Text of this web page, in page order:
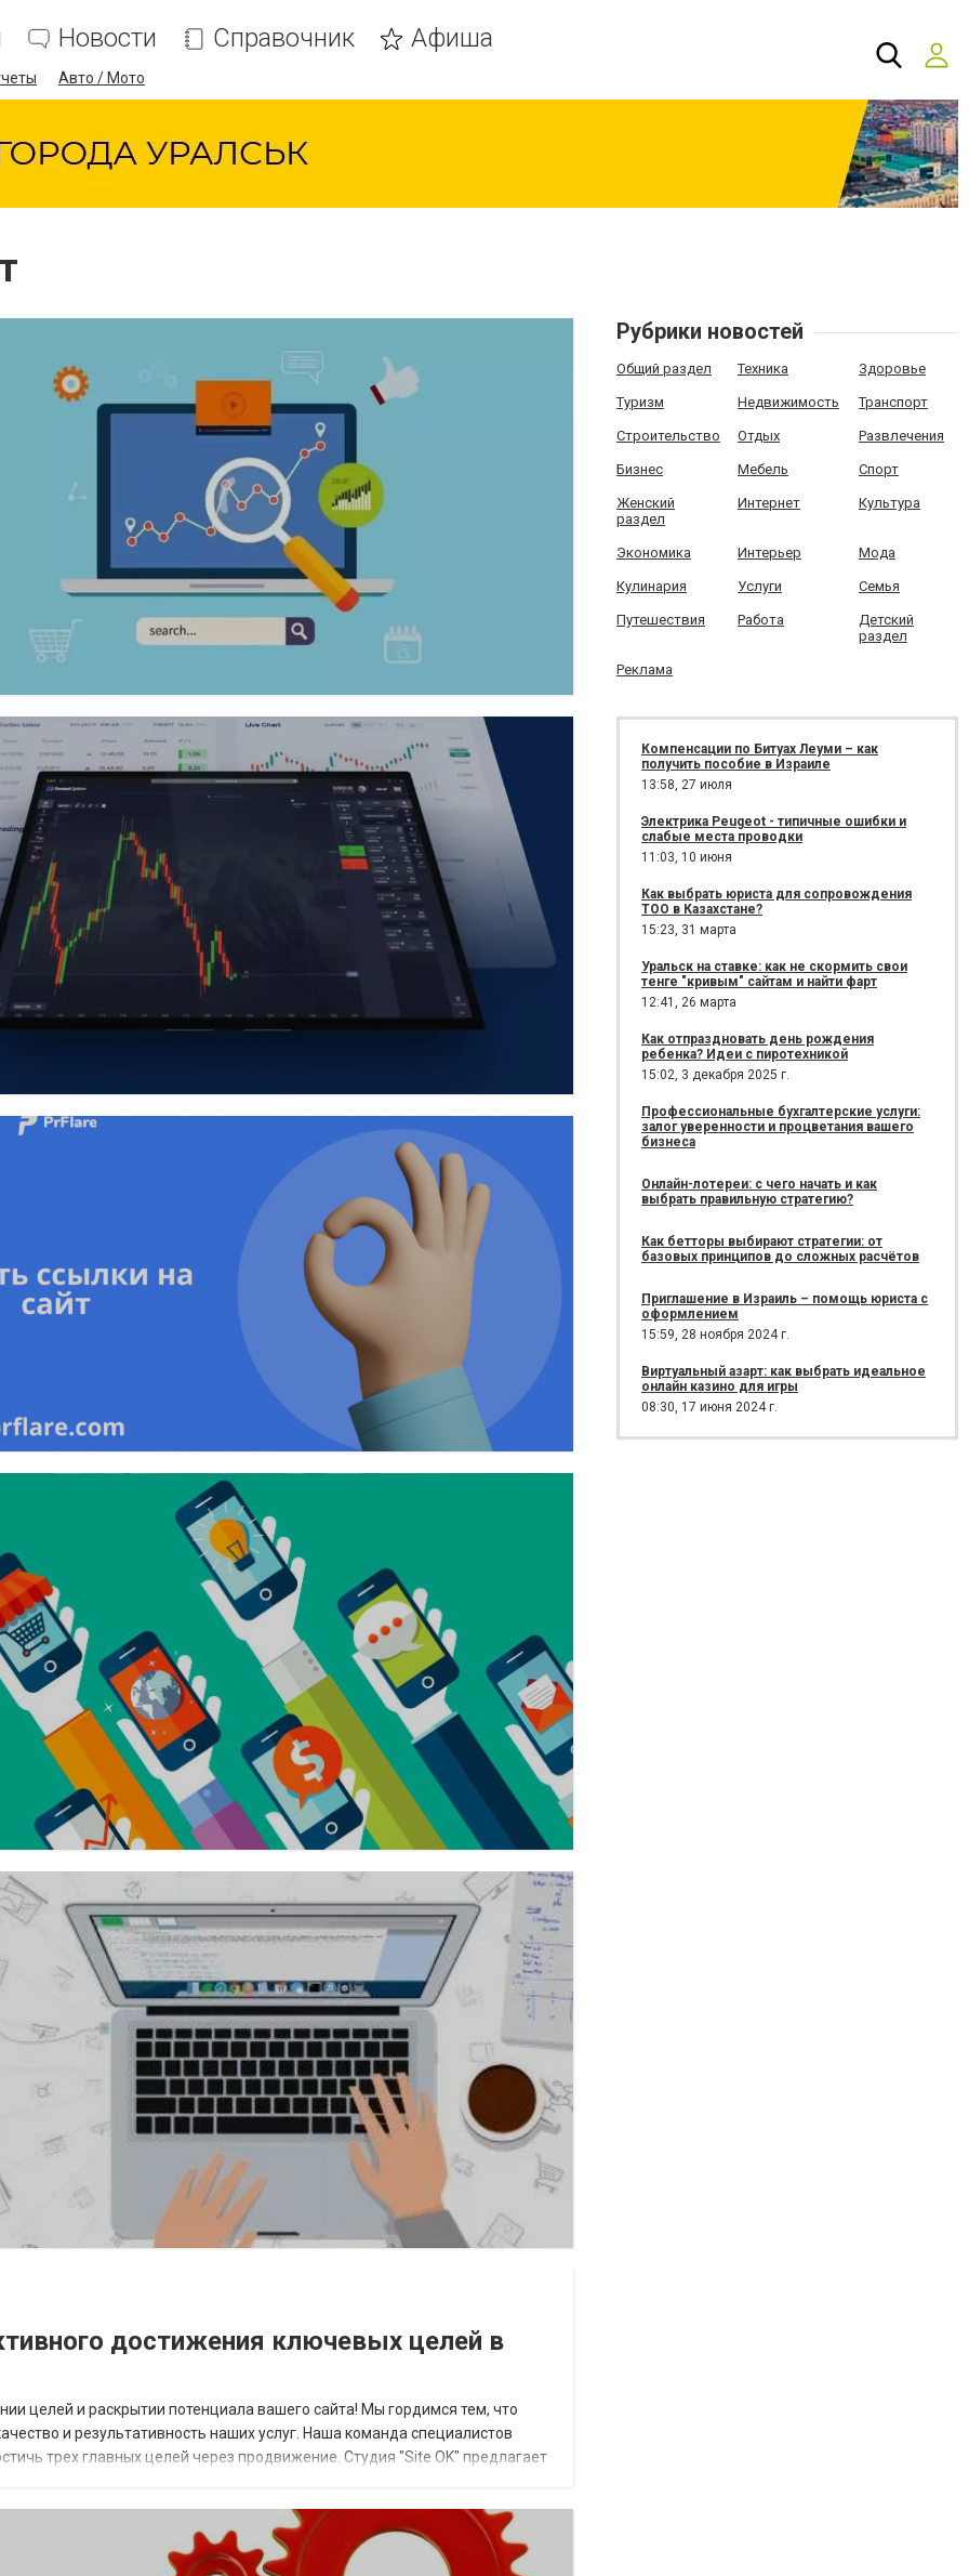
Новости Справочник Афиша
Авто / Мото
достижения ключевых целей в
целей и раскрытии потенциала вашего сайта! Мы гордимся тем, что
и результативность наших услуг. Наша команда специалистов
трех главных целей через продвижение. Студия "Site OK" предлагает
Рубрики новостей
Общий раздел Техника Здоровье
Туризм Недвижимость Транспорт
Строительство Отдых Развлечения
Бизнес Мебель Спорт
Женский
раздел
Интернет Культура
Экономика Интерьер Мода
Кулинария Услуги Семья
Путешествия Работа
Детский
раздел
Реклама
Компенсации по Битуах Леуми – как
получить пособие в Израиле
13:58, 27 июля
Электрика Peugeot - типичные ошибки и
слабые места проводки
11:03, 10 июня
Как выбрать юриста для сопровождения
ТОО в Казахстане?
15:23, 31 марта
Уральск на ставке: как не скормить свои
тенге "кривым" сайтам и найти фарт
12:41, 26 марта
Как отпраздновать день рождения
ребенка? Идеи с пиротехникой
15:02, 3 декабря 2025 г.
Профессиональные бухгалтерские услуги:
залог уверенности и процветания вашего
бизнеса
Онлайн-лотереи: с чего начать и как
выбрать правильную стратегию?
Как бетторы выбирают стратегии: от
базовых принципов до сложных расчётов
Приглашение в Израиль – помощь юриста с
оформлением
15:59, 28 ноября 2024 г.
Виртуальный азарт: как выбрать идеальное
онлайн казино для игры
08:30, 17 июня 2024 г.